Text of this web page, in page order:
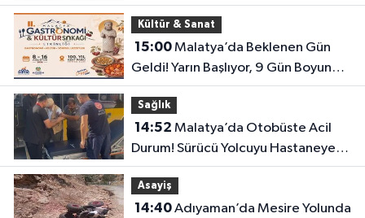
Saldırı Girişimi Kamerada
Kültür & Sanat
15:00Malatya’da Beklenen Gün
Geldi! Yarın Başlıyor, 9 Gün Boyunca
Sürecek
Sağlık
14:52
Durum! Sürücü Yolcuyu Hastaneye
Yetiştirdi
Asayiş
14:40Adıyaman’da Mesire Yolunda